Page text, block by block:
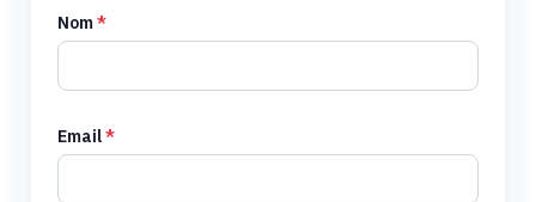
Nom*
Email*